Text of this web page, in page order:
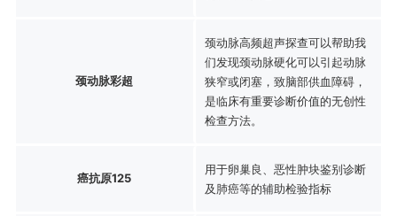
颈动脉彩超
颈动脉高频超声探查可以帮助我
们发现颈动脉硬化可以引起动脉
狭窄或闭塞，致脑部供血障碍，
是临床有重要诊断价值的无创性
检查方法。
癌抗原125
用于卵巢良、恶性肿块鉴别诊断
及肺癌等的辅助检验指标